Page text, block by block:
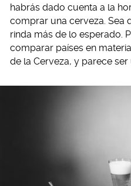
habrás dado cuenta a la
comprar una cerveza. Sea
rinda más de lo esperado.
comparar países en
de la Cerveza, y parece